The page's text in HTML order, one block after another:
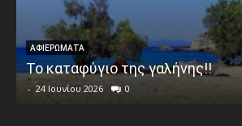
ΑΦΙΕΡΩΜΑΤΑ
Το καταφύγιο της γαλήνης!!
- 24 Ιουνίου 2026 0